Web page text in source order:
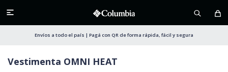

Envíos a todo el país | Pagá con QR de forma rápida, fácil y segura
Vestimenta OMNI HEAT